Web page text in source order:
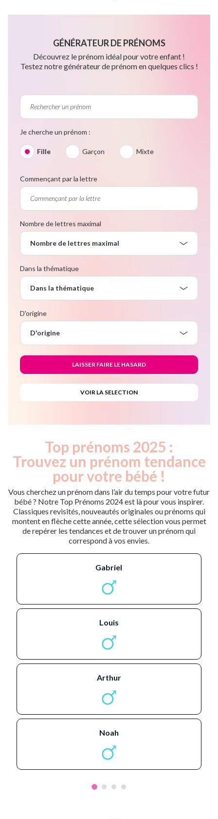
GÉNÉRATEUR DE PRÉNOMS
Découvrez le prénom idéal pour votre enfant !
Testez notre générateur de prénom en quelques clics !
Je cherche un prénom :
Fille Garçon Mixte
Commençant par la lettre
Nombre de lettres maximal
Nombre de lettres maximal
Dans la thématique
Dans la thématique
D'origine
D'origine
Top prénoms 2025 :
Trouvez un prénom tendance
pour votre bébé !
Vous cherchez un prénom dans l’air du temps pour votre futur
bébé ? Notre Top Prénoms 2024 est là pour vous inspirer.
Classiques revisités, nouveautés originales ou prénoms qui
montent en flèche cette année, cette sélection vous permet
de repérer les tendances et de trouver un prénom qui
correspond à vos envies.
gabriel
louis
arthur
noah